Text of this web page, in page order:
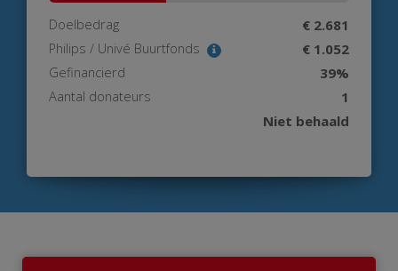
Doelbedrag € 2.681
Philips / Univé Buurtfonds € 1.052
Gefinancierd 39%
Aantal donateurs
1
Niet behaald